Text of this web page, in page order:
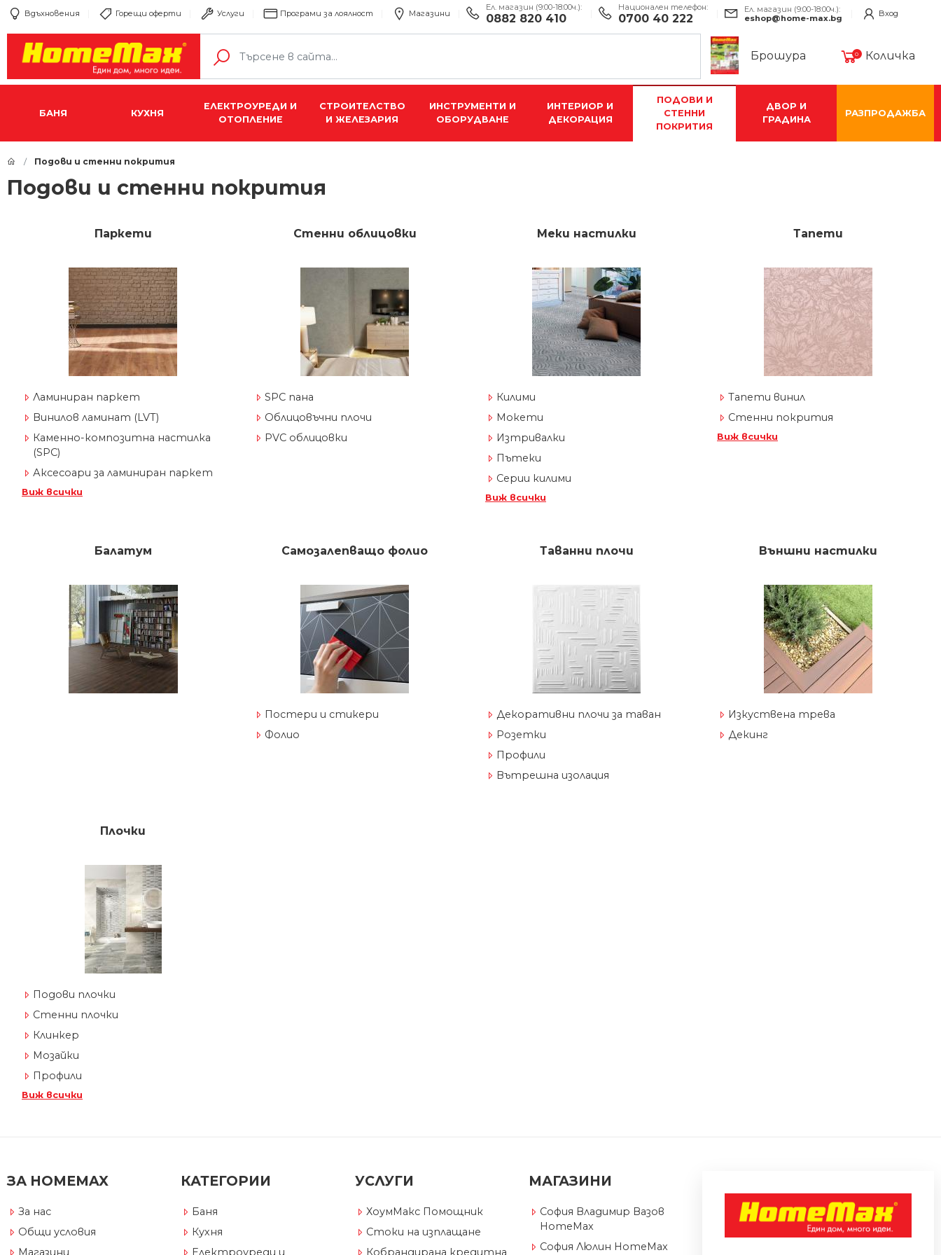
Вдъхновения Горещи оферти Услуги Програми за лоялност Магазини
Ел. магазин (9:00-18:00ч.):
0882 820 410
Национален телефон:
0700 40 222
Ел. магазин (9:00-18:00ч.):
eshop@home-max.bg
Вход
Брошура 0 Количка
БАНЯ КУХНЯ
ЕЛЕКТРОУРЕДИ И
ОТОПЛЕНИЕ
СТРОИТЕЛСТВО
И ЖЕЛЕЗАРИЯ
ИНСТРУМЕНТИ И
ОБОРУДВАНЕ
ИНТЕРИОР И
ДЕКОРАЦИЯ
ПОДОВИ И
СТЕННИ
ПОКРИТИЯ
ДВОР И
ГРАДИНА
РАЗПРОДАЖБА
Подови и стенни покрития
Подови и стенни покрития
Паркети
Ламиниран паркет
Винилов ламинат (LVT)
Каменно-композитна настилка
(SPC)
Аксесоари за ламиниран паркет
Виж всички
Стенни облицовки
SPC пана
Облицовъчни плочи
PVC облицовки
Меки настилки
Килими
Мокети
Изтривалки
Пътеки
Серии килими
Виж всички
Тапети
Тапети винил
Стенни покрития
Виж всички
Балатум Самозалепващо фолио
Постери и стикери
Фолио
Таванни плочи
Декоративни плочи за таван
Розетки
Профили
Вътрешна изолация
Външни настилки
Изкуствена трева
Декинг
Плочки
Подови плочки
Стенни плочки
Клинкер
Мозайки
Профили
Виж всички
ЗА HOMEMAX
За нас
Общи условия
Магазини
КАТЕГОРИИ
Баня
Кухня
Електроуреди и
УСЛУГИ
ХоумМакс Помощник
Стоки на изплащане
Кобрандирана кредитна
МАГАЗИНИ
София Владимир Вазов
HomeMax
София Люлин HomeMax